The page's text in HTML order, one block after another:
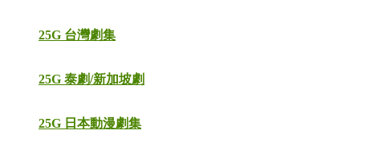
25G 台灣劇集
25G 泰劇/新加坡劇
25G 日本動漫劇集